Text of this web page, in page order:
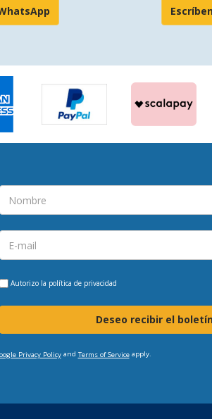
Autorizo la política de privacidad
Deseo recibir el
Privacy Policyand Terms of Serviceapply.